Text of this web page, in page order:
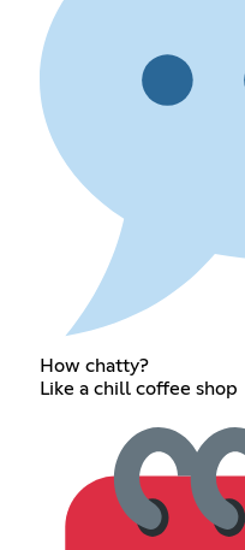
How chatty?
Like a chill coffee shop